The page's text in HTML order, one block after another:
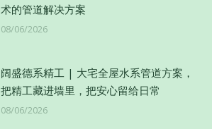
术的管道解决方案
08/06/2026
阔盛德系精工 | 大宅全屋水系管道方案，
把精工藏进墙里，把安心留给日常
08/06/2026